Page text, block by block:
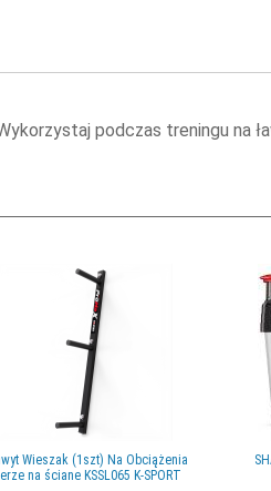
podczas treningu na
Wieszak (1szt) Na Obciążenia
na ściane KSSL065 K-SPORT